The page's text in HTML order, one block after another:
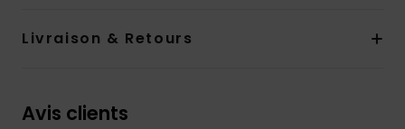
Livraison & Retours
Avis clients